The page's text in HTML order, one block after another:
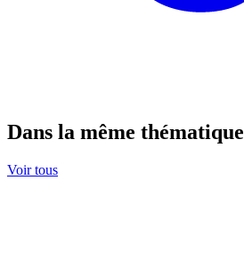
Dans la même thématique
Voir tous